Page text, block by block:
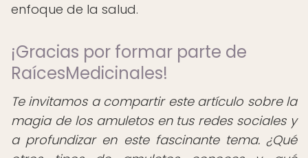
enfoque de la salud.
¡Gracias por formar parte de
RaícesMedicinales!
Te invitamos a compartir este artículo sobre la
magia de los amuletos en tus redes sociales y
a profundizar en este fascinante tema. ¿Qué